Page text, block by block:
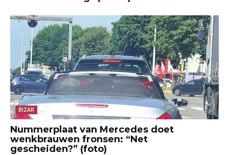
BIZAR
Nummerplaat van Mercedes doet
wenkbrauwen fronsen: “Net
gescheiden?” (foto)